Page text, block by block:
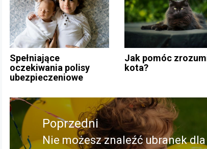
Spełniające
oczekiwania polisy
ubezpieczeniowe
Jak pomóc
kota?
Nawigacja
wpisu
Poprzedni
Poprzedni
Nie możesz znaleźć ubranek